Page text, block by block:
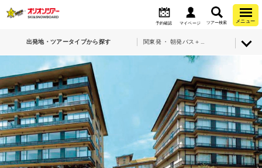
予約確認 マイページ ツアー検索 メニュー
出発地・ツアータイプから探す